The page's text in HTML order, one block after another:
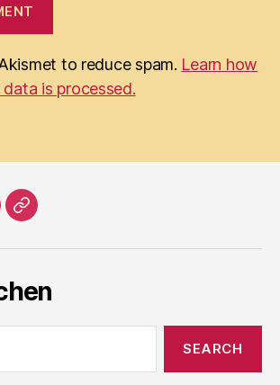
to reduce spam. Learn how
is processed.
Impressum